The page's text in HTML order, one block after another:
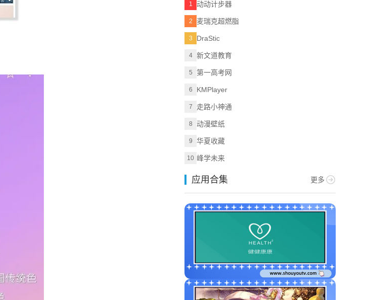
1 动动计步器
2 麦瑞克超燃脂
3 DraStic
4 新文道教育
5 第一高考网
6 KMPlayer
7 走路小神通
8 动漫壁纸
9 华夏收藏
10 峰学未来
应用合集 更多